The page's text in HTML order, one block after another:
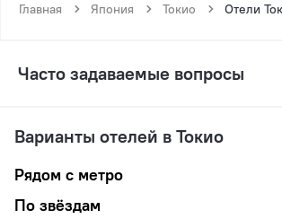
Главная Япония Токио
Часто задаваемые вопросы
Варианты отелей в Токио
Рядом с метро
По звёздам